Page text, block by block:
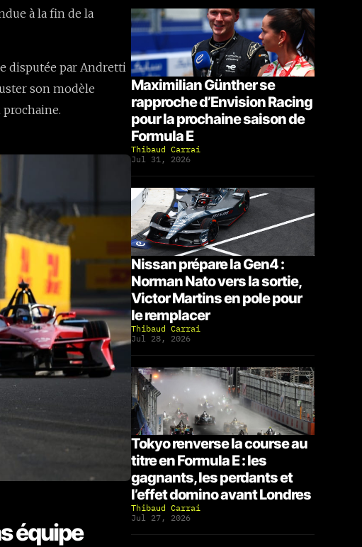
à la fin de la
disputée par Andretti
son modèle
prochaine.
équipe
Maximilian Günther se
rapproche d’Envision Racing
pour la prochaine saison de
Formula E
Thibaud Carrai
Jul 31, 2026
Nissan prépare la Gen4 :
Norman Nato vers la sortie,
Victor Martins en pole pour
le remplacer
Thibaud Carrai
Jul 28, 2026
Tokyo renverse la course au
titre en Formula E : les
gagnants, les perdants et
l’effet domino avant Londres
Thibaud Carrai
Jul 27, 2026